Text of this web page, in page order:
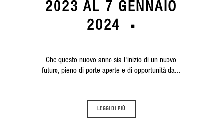
2023 AL 7 GENNAIO
2024
Che questo nuovo anno sia l'inizio di un nuovo
futuro, pieno di porte aperte e di opportunità da...
LEGGI DI PIÙ